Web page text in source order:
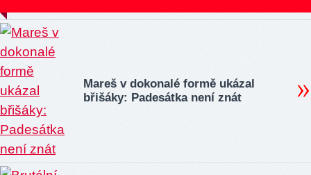
Mareš v dokonalé formě ukázal
břišáky: Padesátka není znát